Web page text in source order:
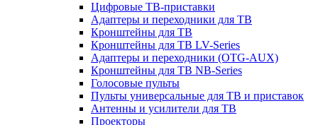
Цифровые ТВ-приставки
Адаптеры и переходники для ТВ
Кронштейны для ТВ
Кронштейны для ТВ LV-Series
Адаптеры и переходники (OTG-AUX)
Кронштейны для ТВ NB-Series
Голосовые пульты
Пульты универсальные для ТВ и приставок
Антенны и усилители для ТВ
Проекторы